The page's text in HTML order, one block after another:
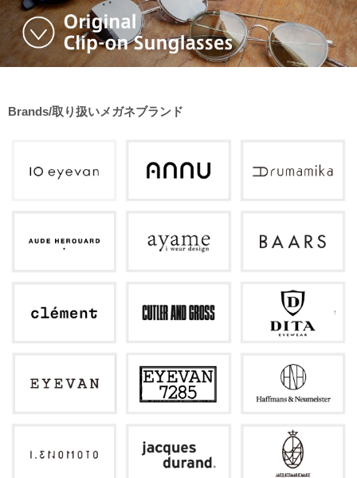
Brands/取り扱いメガネブランド